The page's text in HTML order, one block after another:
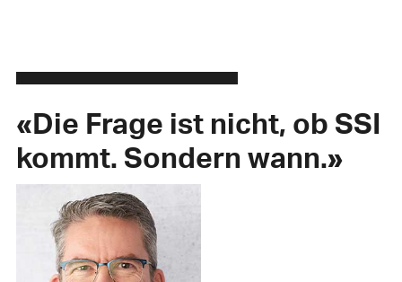
«Die Frage ist nicht, ob SSI
kommt. Sondern wann.»